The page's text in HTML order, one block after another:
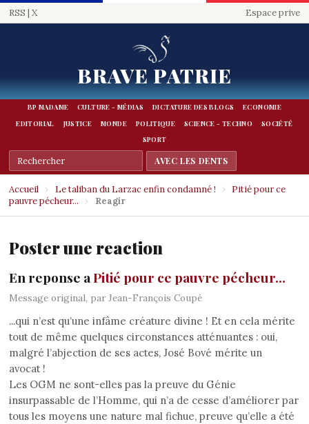
RSS | X Espace prive
BRAVE PATRIE
BP MADAME CULTURE - MÉDIAS DICTATURE DES BLOGS
ECONOMIE
EDITORIAL
JUSTICE MONDE POLITIQUE SCIENCE - TECHNO
SOCIÉTÉ
SPORT
Accueil › Le taliban du Larzac enfin condamné ! ›
Pitié pour ce
pauvre pécheur...
› Reagir
Poster une reaction
En reponse aPitié pour ce pauvre pécheur...
Message original, par Jean-François Coupé
...qui n’est qu’une infâme créature divine ! Et en cela mérite
tout de même quelques circonstances atténuantes : oui,
malgré l’abjection de ses actes, José Bové mérite un
avocat !
Les OGM ne sont-elles pas la preuve du Génie
insurpassable de l’Homme, qui n’a de cesse d’améliorer par
tous les moyens une nature mal fichue, preuve qu’elle a été